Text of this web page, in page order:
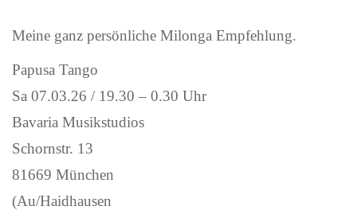
Meine ganz persönliche Milonga Empfehlung.
Papusa Tango
Sa 07.03.26 / 19.30 – 0.30 Uhr
​​​Bavaria Musikstudios
Schornstr. 13
81669 München
(Au/Haidhausen